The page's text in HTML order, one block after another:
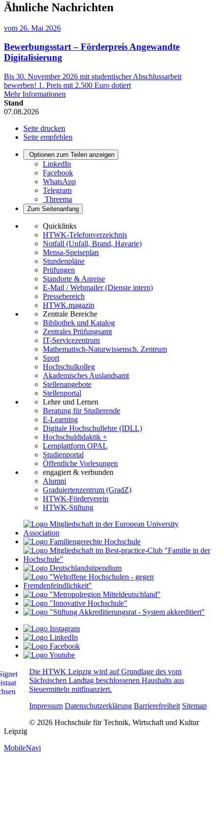
Ähnliche Nachrichten
vom 26. Mai 2026
Bewerbungsstart – Förderpreis Angewandte
Digitalisierung
Bis 30. November 2026 mit studentischer Abschlussarbeit
bewerben! 1. Preis mit 2.500 Euro dotiert
Mehr Informationen
Stand
07.08.2026
Seite drucken
Seite empfehlen
Optionen zum Teilen anzeigen
LinkedIn
Facebook
WhatsApp
Telegram
Threema
Zum Seitenanfang
Quicklinks
HTWK-Telefonverzeichnis
Notfall (Unfall, Brand, Havarie)
Mensa-Speiseplan
Stundenpläne
Prüfungen
Standorte & Anreise
E-Mail / Webmailer (Dienste intern)
Pressebereich
HTWK.magazin
Zentrale Bereiche
Bibliothek und Katalog
Zentrales Prüfungsamt
IT-Servicezentrum
Mathematisch-Naturwissensch. Zentrum
Sport
Hochschulkolleg
Akademisches Auslandsamt
Stellenangebote
Stellenportal
Lehre und Lernen
Beratung für Studierende
E-Learning
Digitale Hochschullehre (IDLL)
Hochschuldidaktik +
Lernplattform OPAL
Studienportal
Öffentliche Vorlesungen
engagiert & verbunden
Alumni
Graduiertenzentrum (GradZ)
HTWK-Förderverein
HTWK-Stiftung
Die HTWK Leipzig wird auf Grundlage des vom
Sächsischen Landtag beschlossenen Haushalts aus
Steuermitteln mitfinanziert.
Impressum Datenschutzerklärung Barrierefreiheit Sitemap
© 2026 Hochschule für Technik, Wirtschaft und Kultur
Leipzig
MobileNavi